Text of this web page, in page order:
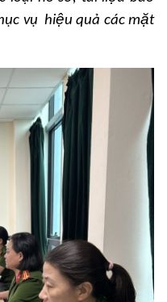
vụ hiệu quả các mặt